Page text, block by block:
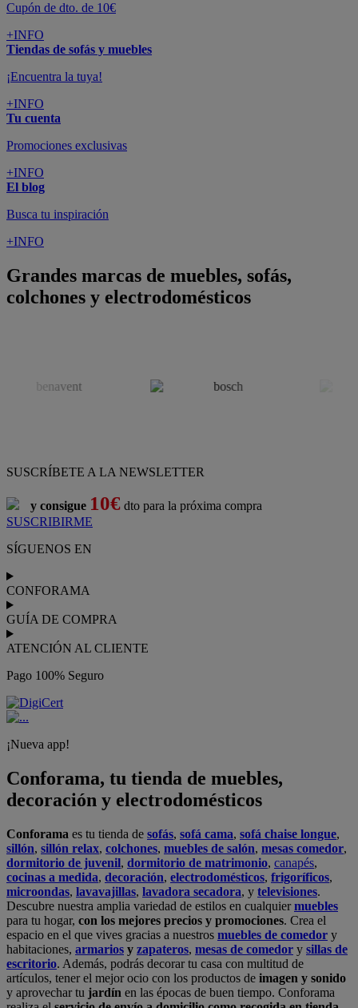
Cupón de dto. de 10€
+INFO
Tiendas de sofás y muebles
¡Encuentra la tuya!
+INFO
Tu cuenta
Promociones exclusivas
+INFO
El blog
Busca tu inspiración
+INFO
Grandes marcas de muebles, sofás,
colchones y electrodomésticos
SUSCRÍBETE A LA NEWSLETTER
y consigue 10€ dto para la próxima compra
SUSCRIBIRME
SÍGUENOS EN
CONFORAMA
GUÍA DE COMPRA
ATENCIÓN AL CLIENTE
Pago 100% Seguro
¡Nueva app!
Conforama, tu tienda de muebles,
decoración y electrodomésticos
Conforama es tu tienda de sofás, sofá cama, sofá chaise longue,
sillón, sillón relax, colchones, muebles de salón, mesas comedor,
dormitorio de juvenil, dormitorio de matrimonio, canapés,
cocinas a medida, decoración, electrodomésticos, frigoríficos,
microondas, lavavajillas, lavadora secadora, y televisiones.
Descubre nuestra amplia variedad de estilos en cualquiermuebles
para tu hogar, con los mejores precios y promociones. Crea el
espacio en el que vives gracias a nuestros muebles de comedor y
habitaciones, armarios y zapateros, mesas de comedor y sillas de
escritorio. Además, podrás decorar tu casa con multitud de
artículos, tener el mejor ocio con los productos de imagen y sonido
y aprovechar tu jardín en las épocas de buen tiempo. Conforama